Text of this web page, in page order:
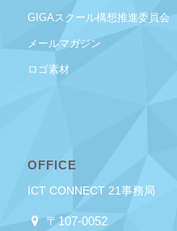
GIGAスクール構想推進委員会
メールマガジン
ロゴ素材
OFFICE
ICT CONNECT 21事務局
〒107-0052